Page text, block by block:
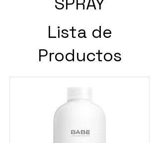
Lista de
Productos